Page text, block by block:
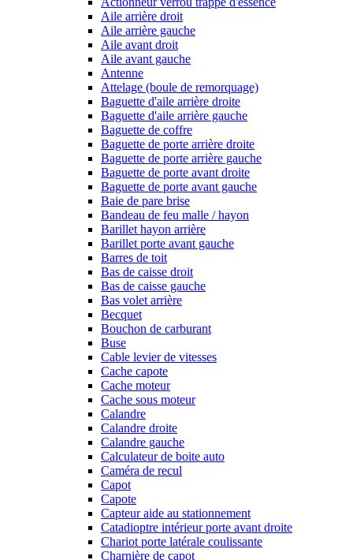
Aile arrière droit
Aile arrière gauche
Aile avant droit
Aile avant gauche
Antenne
Attelage (boule de remorquage)
Baguette d'aile arrière droite
Baguette d'aile arrière gauche
Baguette de coffre
Baguette de porte arrière droite
Baguette de porte arrière gauche
Baguette de porte avant droite
Baguette de porte avant gauche
Baie de pare brise
Bandeau de feu malle / hayon
Barillet hayon arrière
Barillet porte avant gauche
Barres de toit
Bas de caisse droit
Bas de caisse gauche
Bas volet arrière
Becquet
Bouchon de carburant
Buse
Cable levier de vitesses
Cache capote
Cache moteur
Cache sous moteur
Calandre
Calandre droite
Calandre gauche
Calculateur de boite auto
Caméra de recul
Capot
Capote
Capteur aide au stationnement
Catadioptre intérieur porte avant droite
Chariot porte latérale coulissante
Charnière de capot